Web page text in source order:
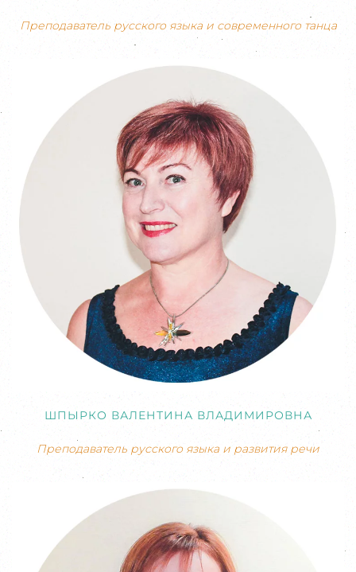
Преподаватель русского языка и современного танца
ШПЫРКО ВАЛЕНТИНА ВЛАДИМИРОВНА
Преподаватель русского языка и развития речи